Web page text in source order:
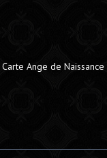
Ange de